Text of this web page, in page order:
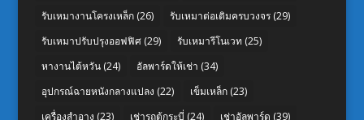
รับเหมางานโครงเหล็ก(26) รับเหมาต่อเติมครบวงจร(29)
รับเหมาปรับปรุงออฟฟิศ(29) รับเหมารีโนเวท (25)
หางานไต้หวัน(24) อัลพาร์ดให้เช่า (34)
อุปกรณ์ฉายหนังกลางแปลง (22) เข็มเหล็ก(23)
เครื่องสำอาง (23) เช่ารถตู้กระบี่ (24) เช่าอัลพาร์ด (39)